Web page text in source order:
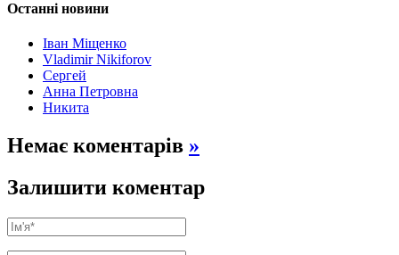
Останні новини
Іван Міщенко
Vladimir Nikiforov
Сергей
Анна Петровна
Никита
Немає коментарів »
Залишити коментар